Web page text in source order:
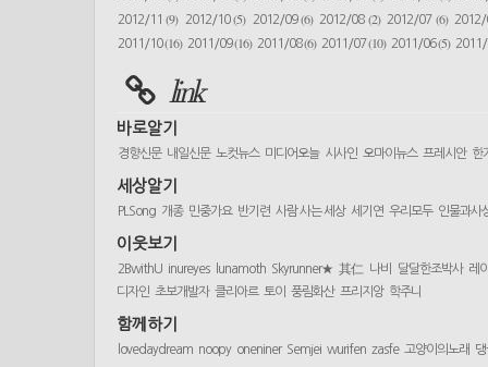
2012/11(9) 2012/10(5) 2012/09(6) 2012/08 (2) 2012/07 (6)
2011/10(16) 2011/09(16) 2011/08(6) 2011/07(10) 2011/06(5)
link
바로알기
경향신문 내일신문 노컷뉴스 미디어오늘 시사인 오마이뉴스 프레시안 한
세상알기
PLSong 개종 민중가요 반기련 사람 사는 세상 세기연 우리모두 인물과사
이웃보기
2BwithU inureyes lunamoth Skyrunner★ 其仁 나비 달달한조박사 레
디자인 초보개발자 클리아르 토이 풍림화산 프리지앙 학주니
함께하기
lovedaydream noopy oneniner Semjei wurifen zasfe 고양이의노래